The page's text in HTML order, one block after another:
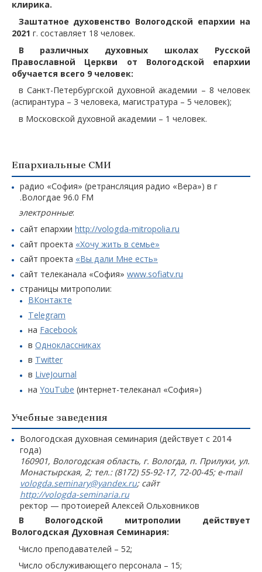
клирика.
Заштатное духовенство Вологодской епархии на
2021 г. составляет 18 человек.
В различных духовных школах Русской
Православной Церкви от Вологодской епархии
обучается всего 9 человек:
в Санкт-Петербургской духовной академии – 8 человек
(аспирантура – 3 человека, магистратура – 5 человек);
в Московской духовной академии – 1 человек.
Епархиальные СМИ
радио «София» (ретрансляция радио «Вера») в г
.Вологдае 96.0 FM
электронные:
сайт епархии http://vologda-mitropolia.ru
сайт проекта «Хочу жить в семье»
сайт проекта «Вы дали Мне есть»
сайт телеканала «София» www.sofiatv.ru
страницы митрополии:
ВКонтакте
Telegram
на Facebook
в Одноклассниках
в Twitter
в LiveJournal
на YouTube (интернет-телеканал «София»)
Учебные заведения
Вологодская духовная семинария (действует с 2014
года)
160901, Вологодская область, г. Вологда, п. Прилуки, ул.
Монастырская, 2; тел.: (8172) 55-92-17, 72-00-45; e-mail
vologda.seminary@yandex.ru; сайт
http://vologda-seminaria.ru
ректор — протоиерей Алексей Ольховников
В Вологодской митрополии действует
Вологодская Духовная Семинария:
Число преподавателей – 52;
Число обслуживающего персонала – 15;